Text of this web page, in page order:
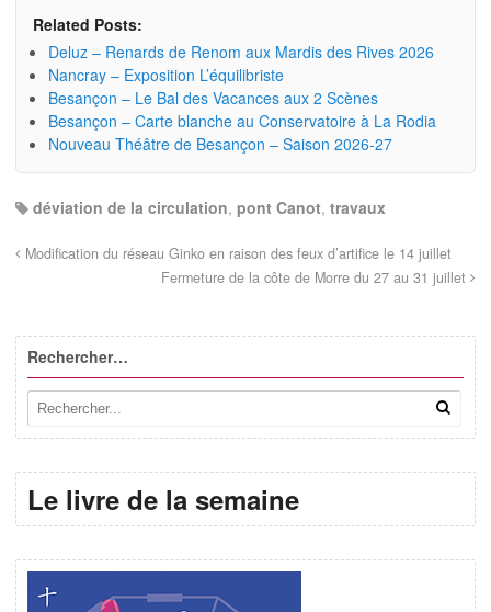
Related Posts:
Deluz – Renards de Renom aux Mardis des Rives 2026
Nancray – Exposition L’équilibriste
Besançon – Le Bal des Vacances aux 2 Scènes
Besançon – Carte blanche au Conservatoire à La Rodia
Nouveau Théâtre de Besançon – Saison 2026-27
déviation de la circulation, pont Canot, travaux
Modification du réseau Ginko en raison des feux d’artifice le 14 juillet
Fermeture de la côte de Morre du 27 au 31 juillet
Rechercher…
Le livre de la semaine